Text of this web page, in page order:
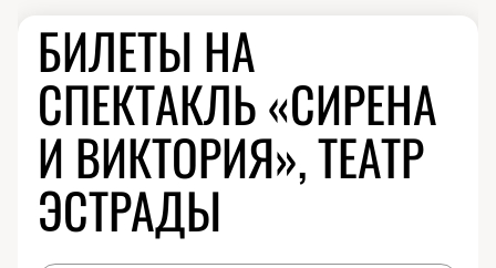
БИЛЕТЫ НА
СПЕКТАКЛЬ «СИРЕНА
И ВИКТОРИЯ», ТЕАТР
ЭСТРАДЫ